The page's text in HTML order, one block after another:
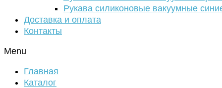
Рукава силиконовые вакуумные
Доставка и оплата
Контакты
Menu
Главная
Каталог